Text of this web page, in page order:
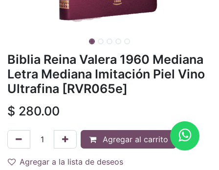
Biblia Reina Valera 1960 Mediana
Letra Mediana Imitación Piel Vino
Ultrafina [RVR065e]
$ 280.00
Agregar al carrito
Agregar a la lista de deseos